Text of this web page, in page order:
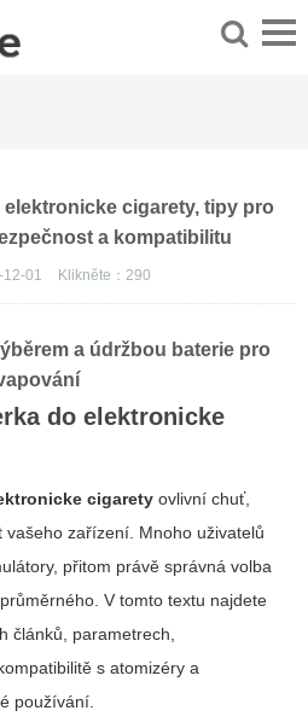
cigarety, tipy pro
a kompatibilitu
01 Klikněte： 290
a údržbou baterie pro
do elektronicke
cigarety ovlivní chuť,
zařízení. Mnoho uživatelů
přitom právě správná volba
V tomto textu najdete
článků, parametrech,
s atomizéry a
používání.